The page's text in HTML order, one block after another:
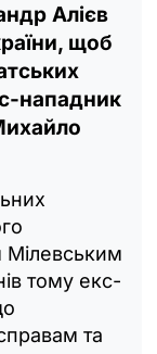
Алієв
щоб
нападник
тому екс-
та